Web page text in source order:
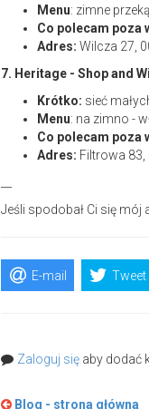
Menu: zimne
Co polecam poza
Adres: Wilcza 27,
7. Heritage - Shop and
Krótko: sieć
Menu: na zimno -
Co polecam poza
Adres: Filtrowa
Jeśli spodobał Ci się mój
E-mail Tweet
Zaloguj się aby dodać
Blog - strona główna